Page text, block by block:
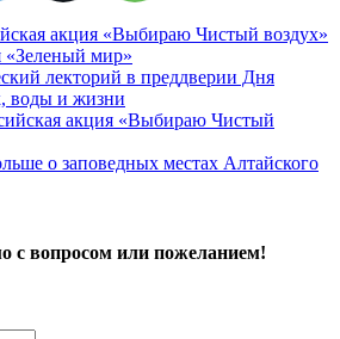
акция «Выбираю Чистый воздух»
«Зеленый мир»
лекторий в преддверии Дня
воды и жизни
акция «Выбираю Чистый
о заповедных местах Алтайского
с вопросом или пожеланием!